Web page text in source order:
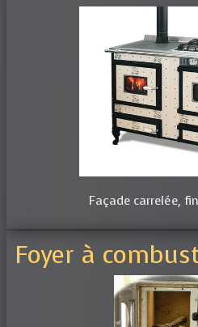
Façade carrelée,
Foyer à